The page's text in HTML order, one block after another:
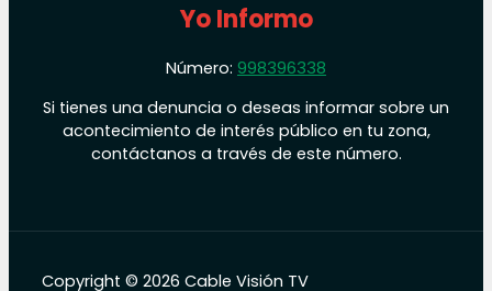
Yo Informo
Número: 998396338
Si tienes una denuncia o deseas informar sobre un
acontecimiento de interés público en tu zona,
contáctanos a través de este número.
Copyright © 2026 Cable Visión TV